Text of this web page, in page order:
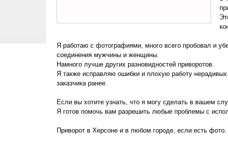
Я работаю с фотографиями, много всего пробовал и
соединения мужчины и женщины.
Намного лучше других разновидностей приворотов.
Я также исправляю ошибки и плохую работу
заказчика ранее.
Если вы хотите узнать, что я могу сделать в вашем
Я готов помочь вам разрешить любые проблемы с
Приворот в Херсоне и в любом городе, если есть